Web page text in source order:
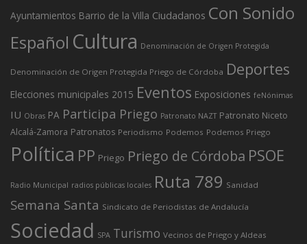
Ayuntamientos Barrio de la Villa Ciudadanos Con Sonido
Español Cultura Denominación de Origen Protegida
Denominación de Origen Protegida Priego de Córdoba Deportes
Elecciones municipales 2015 Eventos Exposiciones feNónimas
IU Obras PA Participa Priego Patronato NAZT Patronato Niceto
Alcalá-Zamora Patronatos Periodismo Podemos Podemos Priego
Política PP Priego Priego de Córdoba PSOE
Radio Municipal radios públicas locales Ruta 789 Sanidad
Semana Santa Sindicato de Periodistas de Andalucía
Sociedad SPA Turismo Vecinos de Priego y Aldeas